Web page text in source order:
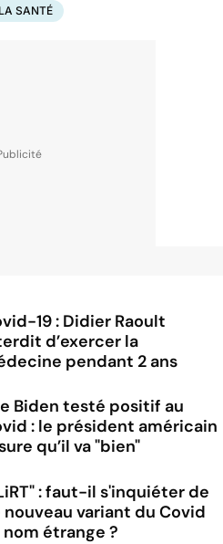
SANTÉ
19 : Didier Raoult
d’exercer la
pendant 2 ans
Biden testé positif au
: le président américain
qu’il va "bien"
: faut-il s'inquiéter de
nouveau variant du Covid
nom étrange ?